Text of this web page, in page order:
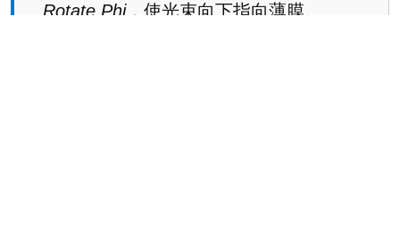
Rotate Phi，使光束向下指向薄膜。